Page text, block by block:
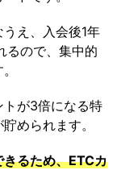
え、入会後1年
るので、集中的
トが3倍になる特
められます。
るため、ETCカ